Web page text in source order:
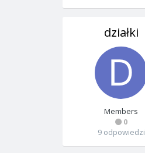
działki
Members
0
9 odpowiedzi